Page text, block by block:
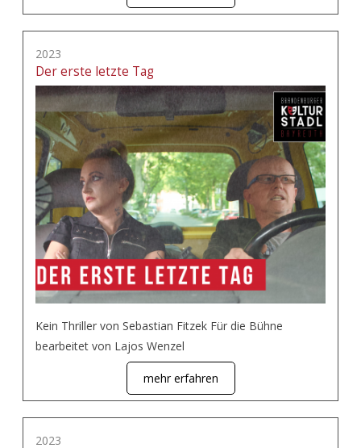
2023
Der erste letzte Tag
Kein Thriller von Sebastian Fitzek Für die Bühne
bearbeitet von Lajos Wenzel
mehr erfahren
2023